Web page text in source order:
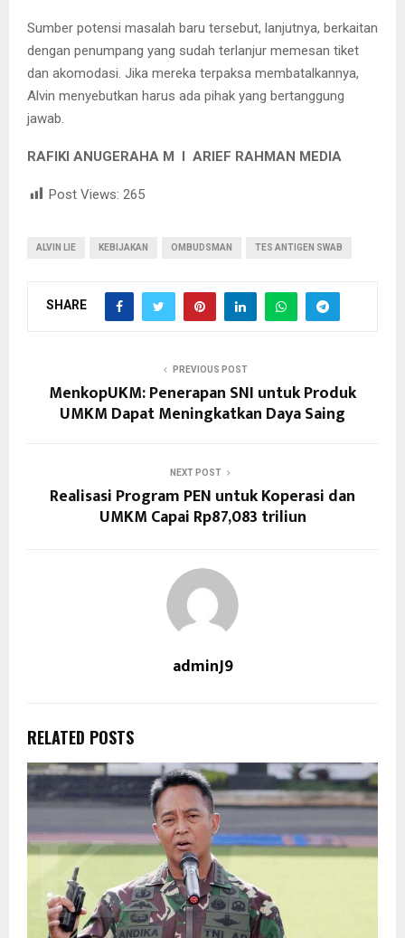
Sumber potensi masalah baru tersebut, lanjutnya, berkaitan
dengan penumpang yang sudah terlanjur memesan tiket
dan akomodasi. Jika mereka terpaksa membatalkannya,
Alvin menyebutkan harus ada pihak yang bertanggung
jawab.
RAFIKI ANUGERAHA M I ARIEF RAHMAN MEDIA
Post Views: 265
ALVIN LIE KEBIJAKAN OMBUDSMAN TES ANTIGEN SWAB
SHARE
PREVIOUS POST
MenkopUKM: Penerapan SNI untuk Produk
UMKM Dapat Meningkatkan Daya Saing
NEXT POST
Realisasi Program PEN untuk Koperasi dan
UMKM Capai Rp87,083 triliun
adminJ9
RELATED POSTS